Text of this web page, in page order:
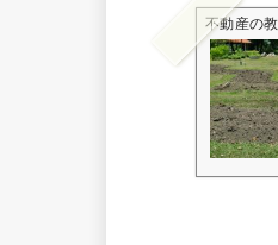
不動産の